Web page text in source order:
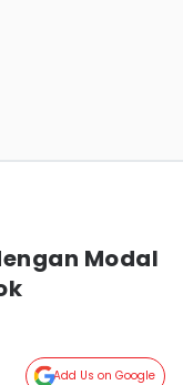
Modal
Add Us on Google